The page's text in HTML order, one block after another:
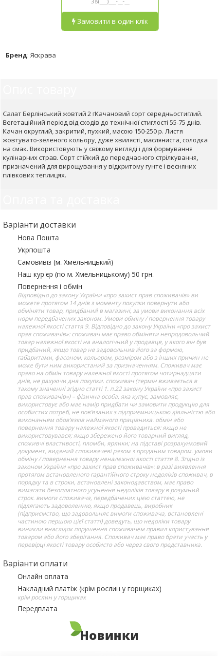
Замовити в один клік
Бренд: Яскрава
Салат Берлінський жовтий 2 гКачановий сорт середньостиглий.
Вегетаційний період від сходів до технічної стиглості 55-75 днів.
Качан округлий, закритий, пухкий, масою 150-250 р. Листя
жовтувато-зеленого кольору, дуже хвилясті, масляниста, солодка
на смак. Використовують у свіжому вигляді і для формування
кулінарних страв. Сорт стійкий до передчасного стрілкування,
призначений для вирощування у відкритому гунте і весняних
плівкових теплицях.
Варіанти доставки
Нова Пошта
Укрпошта
Самовивіз (м. Хмельницький)
Наш кур'єр (по м. Хмельницькому) 50 грн.
Повернення і обмін
Відповідно до закону України «про захист прав споживачів» ви
можете протягом 14 днів з моменту покупки повернути або
обміняти товар, придбаний в магазині, за умови виконання всіх
норм передбачених законом. Умови обміну / повернення товару
належної якості стаття 9. Відповідно до закону України «про захист
прав споживачів»: споживач має право обміняти непродовольчий
товар належної якості на аналогічний у продавця, у якого він був
придбаний, якщо товар не задовольнив його за формою,
габаритами, фасоном, кольором, розміром або з інших причин не
може бути ним використаний за призначенням. Споживач має
право на обмін товару належної якості протягом чотирнадцяти
днів, не рахуючи дня покупки. споживач (термін вживається в
такому значенні згідно статті 1. п.22 закону України «про захист
прав споживачів») – фізична особа, яка купує, замовляє,
використовує або має намір придбати чи замовити продукцію для
особистих потреб, не пов’язаних з підприємницькою діяльністю або
виконанням обов’язків найманого працівника. обмін або
повернення товару належної якості провадиться: якщо не
використовувався; якщо збережено його товарний вигляд,
споживчі властивості, пломби, ярлики; на підставі розрахунковий
документ, виданий споживачеві разом з проданим товаром. умови
обміну / повернення товару неналежної якості стаття 8. Згідно із
законом України «про захист прав споживачів»: в разі виявлення
протягом встановленого гарантійного строку недоліків споживач, в
порядку та в строки, встановлені законодавством, має право
вимагати безоплатного усунення недоліків товару в розумний
строк. вимоги споживача, передбачених цією статтею, не
підлягають задоволенню, якщо продавець, виробник
(підприємство, що задовольняє вимоги споживача, встановлені
частиною першою цієї статті) доведуть, що недоліки товару
виникли внаслідок порушення споживачем правил користування
товаром або його зберігання. Споживач має право брати участь у
перевірці якості товару особисто або через свого представника.
Варіанти оплати
Онлайн оплата
Накладний платіж (крім рослин у горщиках)
крім рослин у горщиках
Передплата
Новинки